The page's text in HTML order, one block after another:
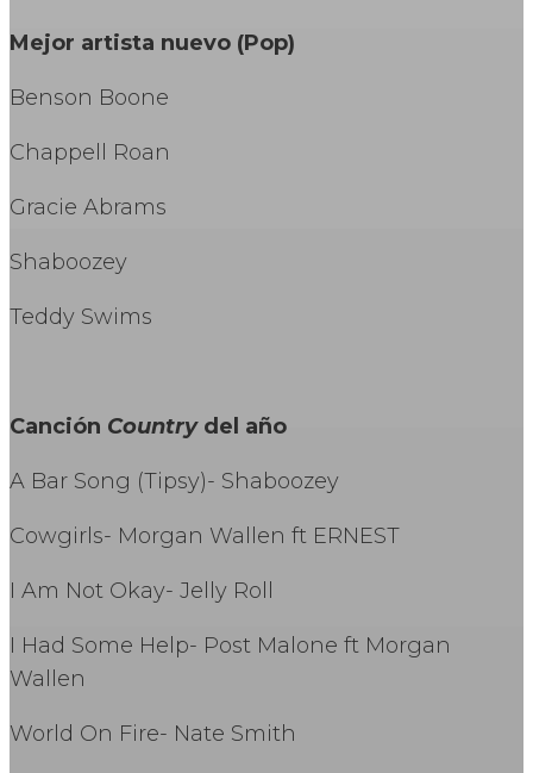
Mejor artista nuevo (Pop)
Benson Boone
Chappell Roan
Gracie Abrams
Shaboozey
Teddy Swims
Canción Countrydel año
A Bar Song (Tipsy)- Shaboozey
Cowgirls- Morgan Wallen ft ERNEST
I Am Not Okay- Jelly Roll
I Had Some Help- Post Malone ft Morgan
Wallen
World On Fire- Nate Smith